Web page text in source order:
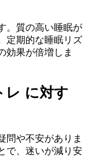
。質の高い睡眠が
定期的な睡眠リズ
効果が倍増しま
レ に対す
問や不安がありま
で、迷いが減り安